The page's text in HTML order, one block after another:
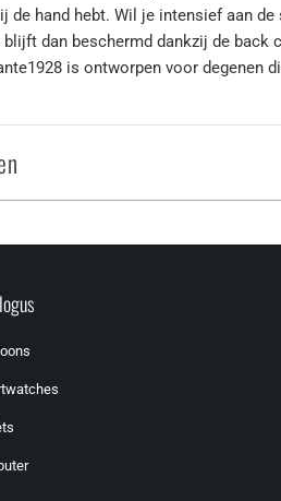
hand hebt. Wil je intensief aan
dan beschermd dankzij de back
is ontworpen voor degenen